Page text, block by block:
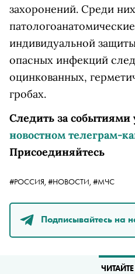
захоронений. Среди
индивидуальной
опасных инфекций
оцинкованных,
гробах.
Следить за
новостном телеграм-
Присоединяйтесь
#РОССИЯ, #НОВОСТИ, #МЧС
Подписывайтесь на